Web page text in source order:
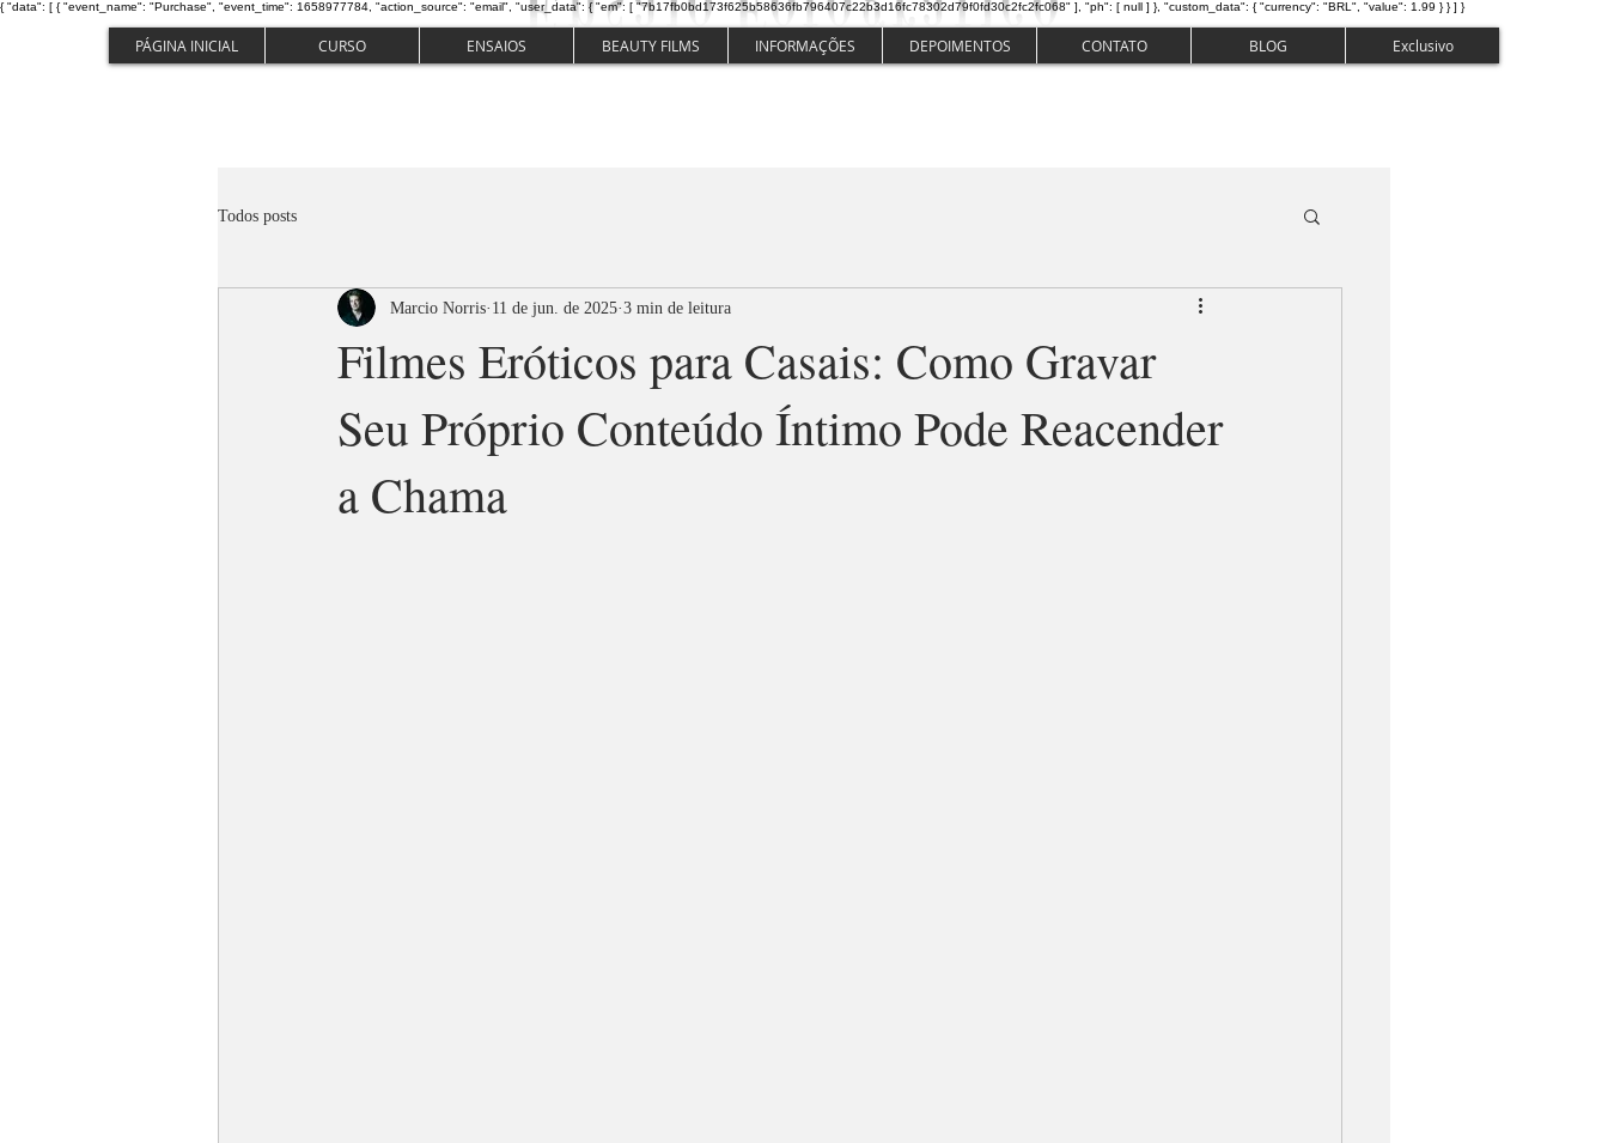
{ "data": [ { "event_name": "Purchase", "event_time": 1658977784, "action_source": "email", "user_data": { "em": [ "7b17fb0bd173f625b58636fb796407c22b3d16fc78302d79f0fd30c2fc2fc068" ], "ph": [ null ] }, "custom_data": { "currency": "BRL", "value": 1.99 } } ] }
PÁGINA INICIAL CURSO ENSAIOS BEAUTY FILMS INFORMAÇÕES DEPOIMENTOS CONTATO BLOG Exclusivo
Todos posts
Filmes Eróticos para Casais: Como Gravar
Seu Próprio Conteúdo Íntimo Pode Reacender
a Chama
Marcio Norris 11 de jun. de 2025 3 min de leitura